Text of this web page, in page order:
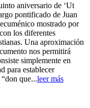
aniversario de ‘Ut
pontificado de Juan
mostrado por
los diferentes
Una aproximación
nos permitirá
simplemente en
para establecer
que...leer más